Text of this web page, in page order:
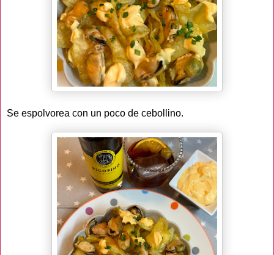
Se espolvorea con un poco de cebollino.